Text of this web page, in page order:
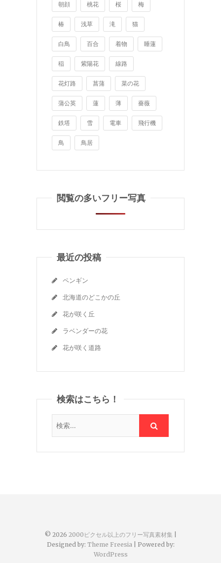
朝顔 桃花 桜 梅
椿 浅草 滝 猫
白鳥 百合 着物 睡蓮
稲 紫陽花 線路
花灯路 菖蒲 菜の花
蒲公英 蓮 薄 薔薇
鉄塔 雪 電車 飛行機
鳥 鳥居
閲覧の多いフリー写真
最近の投稿
ペンギン
北海道のどこかの丘
花が咲く丘
ラベンダーの花
花が咲く道路
検索はこちら！
© 2026 2000ピクセル以上のフリー写真素材集
Designed by: Theme Freesia| Powered by:
WordPress